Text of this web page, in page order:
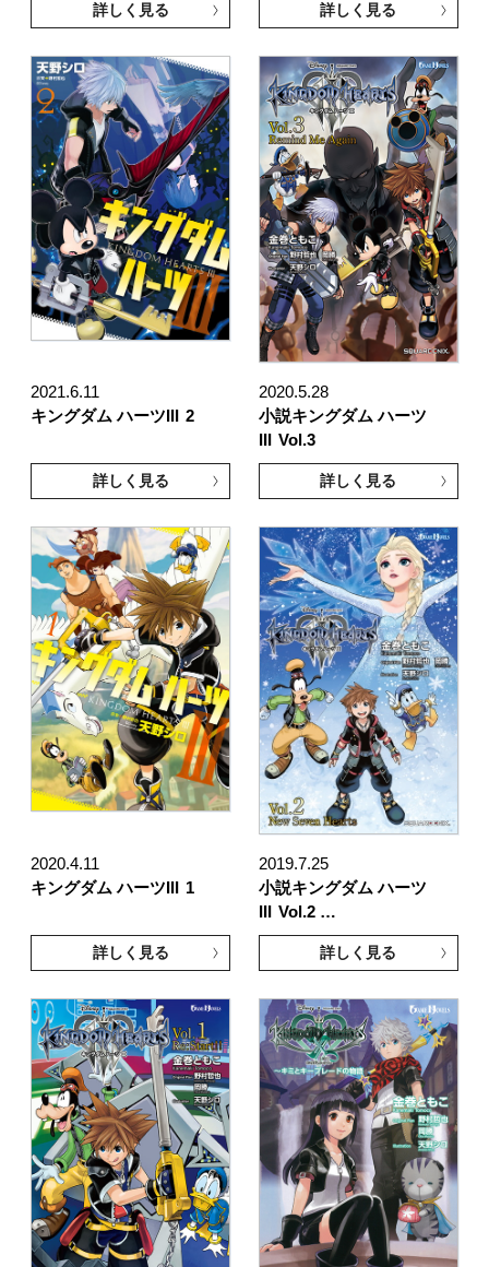
詳しく見る 詳しく見る
2021.6.11
キングダム ハーツIII
2
詳しく見る
2020.5.28
小説キングダム ハーツ
Vol.3
詳しく見る
2020.4.11
キングダム ハーツIII
1
詳しく見る
2019.7.25
小説キングダム ハーツ
Vol.2 …
詳しく見る